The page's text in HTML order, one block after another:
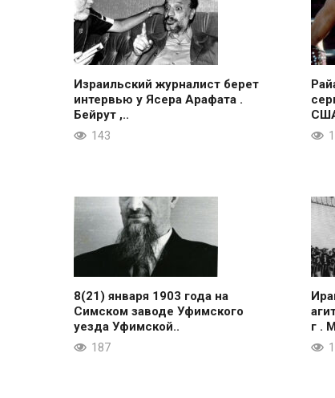
Израильский журналист берет
интервью у Ясера Арафата .
Бейрут ,..
143
8(21) января 1903 года на
Симском заводе Уфимского
уезда Уфимской..
187
г .